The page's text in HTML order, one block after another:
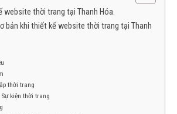
website thời trang tại Thanh Hóa.
bản khi thiết kế website thời trang tại Thanh
thời trang
kiện thời trang